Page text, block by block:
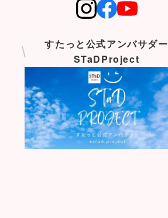
すたっと公式アンバサダー
STaDProject